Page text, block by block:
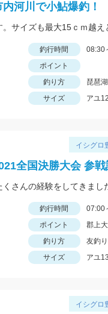
河川で小鮎爆釣！
釣行時間
08:30
ポイント
釣り方
琵琶
サイズ アユ
イシグロ
全国決勝大会 参戦
さんの経験をしてきまし
釣行時間
07:00
ポイント
郡上
釣り方
友釣り
サイズ アユ
イシグロ